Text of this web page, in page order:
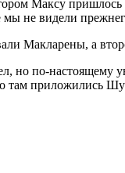
Максу
мы не видели
Макларены, а
но по-настоящему
там приложились